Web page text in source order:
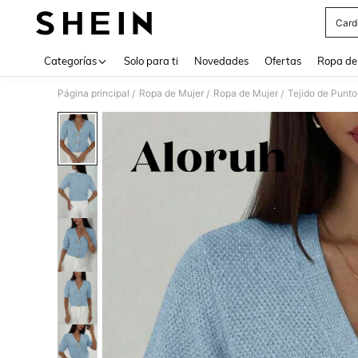
Categorías Solo para ti Novedades Ofertas Ropa
Página principal / Ropa de Mujer / Ropa de Mujer / Tejido de